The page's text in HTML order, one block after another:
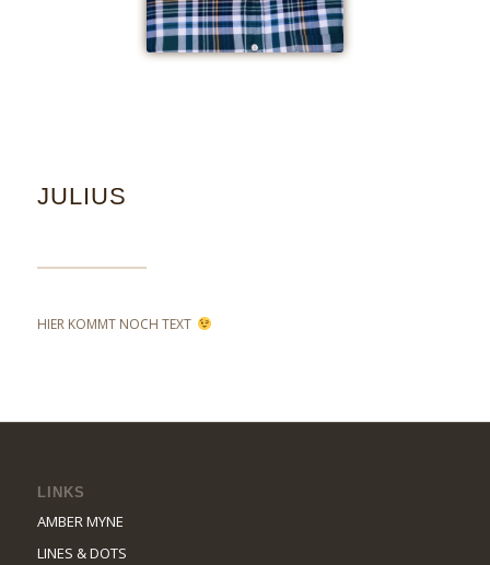
JULIUS
HIER KOMMT NOCH TEXT
LINKS
AMBER MYNE
LINES & DOTS